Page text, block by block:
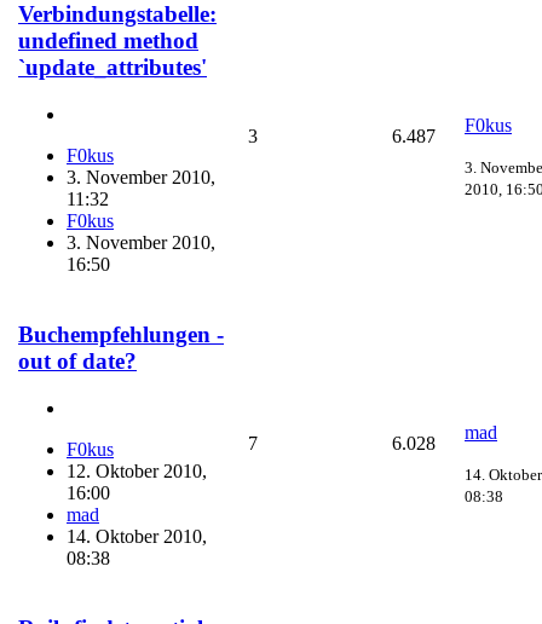
Verbindungstabelle:
undefined method
`update_attributes'
F0kus
3. November 2010,
11:32
F0kus
3. November 2010,
16:50
3 6.487
F0kus
3.
2010,
Buchempfehlungen -
out of date?
F0kus
12. Oktober 2010,
16:00
mad
14. Oktober 2010,
08:38
7 6.028
mad
14.
08:38